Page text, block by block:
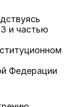
и частью
Федерации